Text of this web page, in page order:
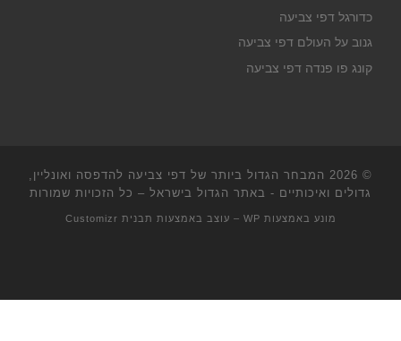
כדורגל דפי צביעה
גנוב על העולם דפי צביעה
קונג פו פנדה דפי צביעה
© 2026
המבחר הגדול ביותר של דפי צביעה להדפסה ואונליין,
גדולים ואיכותיים - באתר הגדול בישראל – כל הזכויות שמורות
מונע באמצעות WP – עוצב באמצעות תבנית Customizr